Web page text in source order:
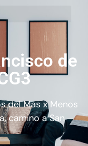
de
del Mas x Menos
camino a San